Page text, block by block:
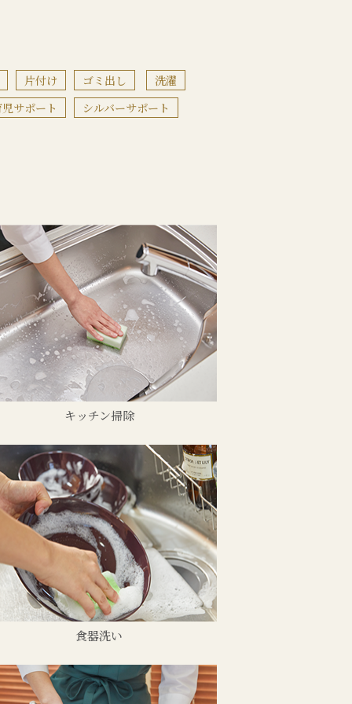
片付け ゴミ出し
洗濯
児サポート シルバーサポート
キッチン掃除
食器洗い